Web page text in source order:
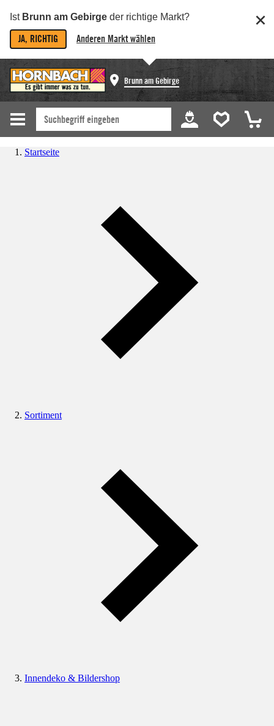
Ist Brunn am Gebirge der richtige Markt?
JA, RICHTIG Anderen Markt wählen
Brunn am Gebirge
Startseite
Sortiment
Innendeko & Bildershop